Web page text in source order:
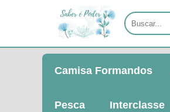
Camisa Formandos
Pesca Interclasse